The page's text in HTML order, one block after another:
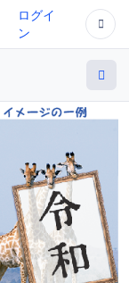
ログイ
ン